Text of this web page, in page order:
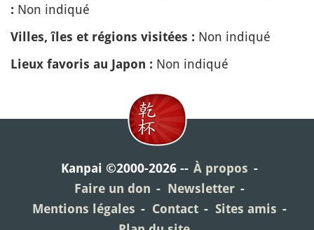
: Non indiqué
Villes, îles et régions visitées : Non indiqué
Lieux favoris au Japon : Non indiqué
Kanpai ©2000-2026
À propos
Faire un don
Newsletter
Mentions légales
Contact
Sites amis